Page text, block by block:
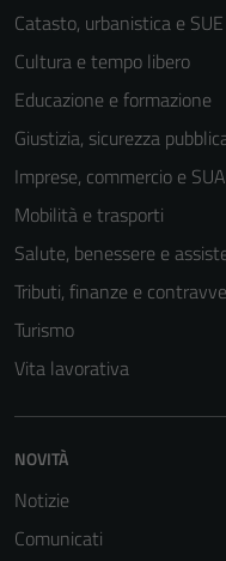
Catasto, urbanistica e SUE
Cultura e tempo libero
Educazione e formazione
Giustizia, sicurezza
Imprese, commercio e
Mobilità e trasporti
Salute, benessere e
Tributi, finanze e
Turismo
Vita lavorativa
NOVITÀ
Notizie
Comunicati